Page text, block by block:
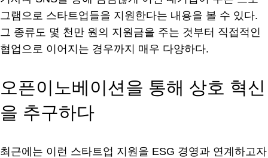
그램으로 스타트업들을 지원한다는 내용을 볼 수 있다.
그 종류도 몇 천만 원의 지원금을 주는 것부터 직접적인
협업으로 이어지는 경우까지 매우 다양하다.
오픈이노베이션을 통해 상호 혁신
을 추구하다
최근에는 이런 스타트업 지원을 ESG 경영과 연계하고자